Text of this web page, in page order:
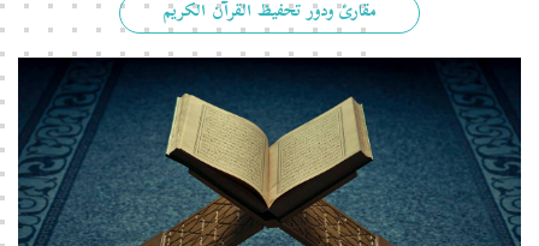
مقارئ ودور تحفيظ القرآن الكريم